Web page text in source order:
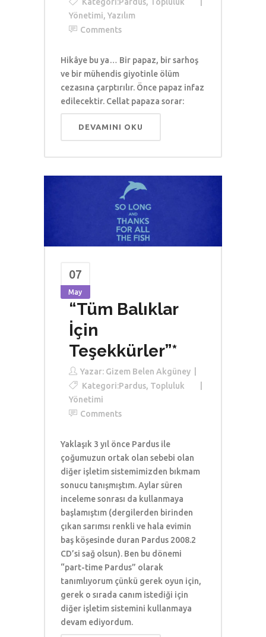
Kategori:Pardus, Topluluk
Yönetimi, Yazılım
Comments
Hikâye bu ya… Bir papaz, bir sarhoş
ve bir mühendis giyotinle ölüm
cezasına çarptırılır. Önce papaz infaz
edilecektir. Cellat papaza sorar:
DEVAMINI OKU
07
May
“Tüm Balıklar
İçin
Teşekkürler”*
Yazar: Gizem Belen Akgüney
Kategori:Pardus, Topluluk
Yönetimi
Comments
Yaklaşık 3 yıl önce Pardus ile
çoğumuzun ortak olan sebebi olan
diğer işletim sistemimizden bıkmam
sonucu tanışmıştım. Aylar süren
inceleme sonrası da kullanmaya
başlamıştım (dergilerden birinden
çıkan sarımsı renkli ve hala evimin
baş köşesinde duran Pardus 2008.2
CD’si sağ olsun). Ben bu dönemi
“part-time Pardus” olarak
tanımlıyorum çünkü gerek oyun için,
gerek o sırada canım istediği için
diğer işletim sistemini kullanmaya
devam ediyordum.